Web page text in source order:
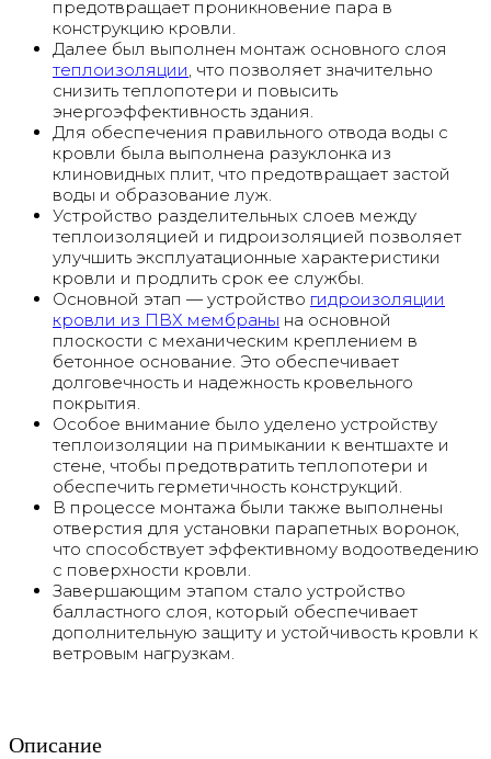
предотвращает проникновение пара в
конструкцию кровли.
Далее был выполнен монтаж основного слоя
теплоизоляции , что позволяет значительно
снизить теплопотери и повысить
энергоэффективность здания.
Для обеспечения правильного отвода воды с
кровли была выполнена разуклонка из
клиновидных плит, что предотвращает застой
воды и образование луж.
Устройство разделительных слоев между
теплоизоляцией и гидроизоляцией позволяет
улучшить эксплуатационные характеристики
кровли и продлить срок ее службы.
Основной этап — устройство гидроизоляции
кровли из ПВХ мембраны на основной
плоскости с механическим креплением в
бетонное основание. Это обеспечивает
долговечность и надежность кровельного
покрытия.
Особое внимание было уделено устройству
теплоизоляции на примыкании к вентшахте и
стене, чтобы предотвратить теплопотери и
обеспечить герметичность конструкций.
В процессе монтажа были также выполнены
отверстия для установки парапетных воронок,
что способствует эффективному водоотведению
с поверхности кровли.
Завершающим этапом стало устройство
балластного слоя, который обеспечивает
дополнительную защиту и устойчивость кровли к
ветровым нагрузкам.
Описание